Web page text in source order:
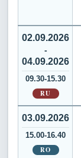
02.09.2026
-
04.09.2026
09.30-15.30
RU
03.09.2026
15.00-16.40
RO